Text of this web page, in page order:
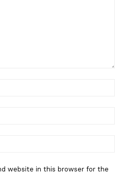
website in this browser for the